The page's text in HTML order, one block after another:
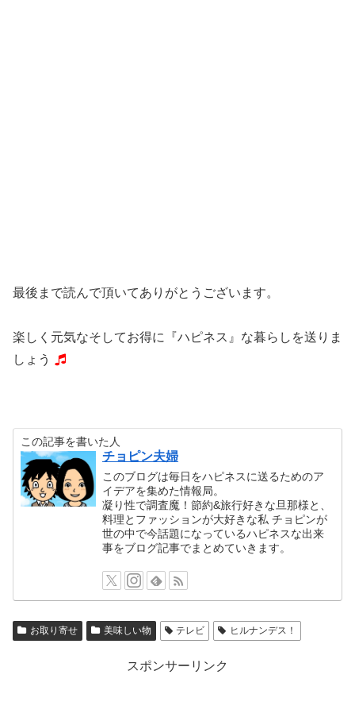
最後まで読んで頂いてありがとうございます。
楽しく元気なそしてお得に『ハピネス』な暮らしを送りま
しょう
この記事を書いた人
チョピン夫婦
このブログは毎日をハピネスに送るためのア
イデアを集めた情報局。
凝り性で調査魔！節約&旅行好きな旦那様と、
料理とファッションが大好きな私 チョピンが
世の中で今話題になっているハピネスな出来
事をブログ記事でまとめていきます。
お取り寄せ 美味しい物 テレビ ヒルナンデス！
スポンサーリンク